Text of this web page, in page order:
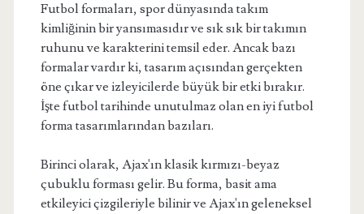
Futbol formaları, spor dünyasında takım
kimliğinin bir yansımasıdır ve sık sık bir takımın
ruhunu ve karakterini temsil eder. Ancak bazı
formalar vardır ki, tasarım açısından gerçekten
öne çıkar ve izleyicilerde büyük bir etki bırakır.
İşte futbol tarihinde unutulmaz olan en iyi futbol
forma tasarımlarından bazıları.
Birinci olarak, Ajax'ın klasik kırmızı-beyaz
çubuklu forması gelir. Bu forma, basit ama
etkileyici çizgileriyle bilinir ve Ajax'ın geleneksel